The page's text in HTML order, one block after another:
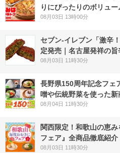
りにぴったりのボリュ
08月03日 13時00分
セブン-イレブン「激辛
定発売｜名古屋発祥の
08月03日 11時30分
長野県150周年記念フ
噌や伝統野菜を使った
08月04日 11時30分
関西限定！和歌山の恵
フェア』全商品徹底紹介
08月03日 11時30分